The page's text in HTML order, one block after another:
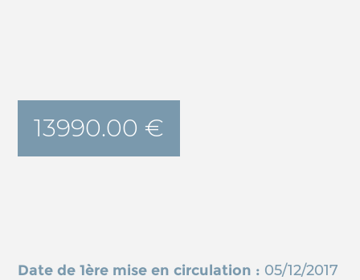
13990.00 €
Date de 1ère mise en circulation : 05/12/2017